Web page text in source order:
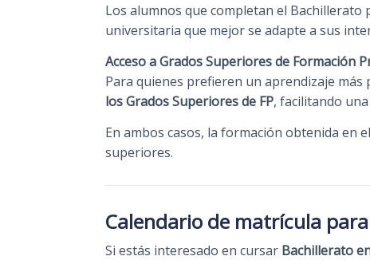
Los alumnos que completan el Bachillerato
universitaria que mejor se adapte a sus
Acceso a Grados Superiores de Formación
Para quienes prefieren un aprendizaje
los Grados Superiores de FP, facilitando
En ambos casos, la formación obtenida en el
superiores.
Calendario de matrícula
Si estás interesado en cursar Bachillerato